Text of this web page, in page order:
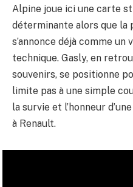
Alpine joue ici une carte
déterminante alors que la
s’annonce déjà comme
technique. Gasly, en
souvenirs, se positionne
limite pas à une simple
la survie et l’honneur
à Renault.